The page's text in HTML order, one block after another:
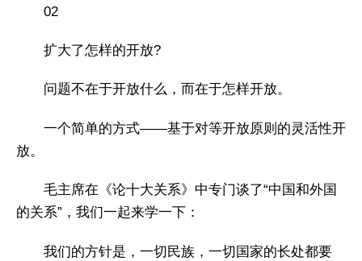
02
扩大了怎样的开放?
问题不在于开放什么，而在于怎样开放。
一个简单的方式——基于对等开放原则的灵活性开
放。
毛主席在《论十大关系》中专门谈了“中国和外国
的关系”，我们一起来学一下：
我们的方针是，一切民族，一切国家的长处都要